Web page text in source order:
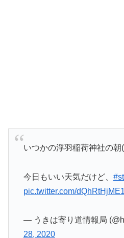
いつかの浮羽稲荷神社の朝
今日もいい天気だけど、
pic.twitter.com/dQhRtHjME1
— うきは寄り道情報局
28, 2020